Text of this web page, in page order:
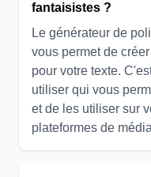
fantaisistes ?
Le générateur de
vous permet de
pour votre texte.
utiliser qui vous
et de les utiliser sur
plateformes de